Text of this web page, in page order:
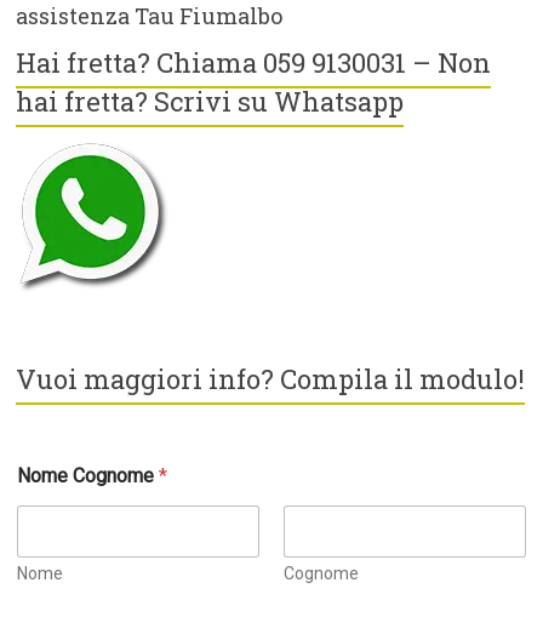
assistenza Tau Fiumalbo
Hai fretta? Chiama 059 9130031 – Non
hai fretta? Scrivi su Whatsapp
Vuoi maggiori info? Compila il modulo!
Nome Cognome*
Nome Cognome